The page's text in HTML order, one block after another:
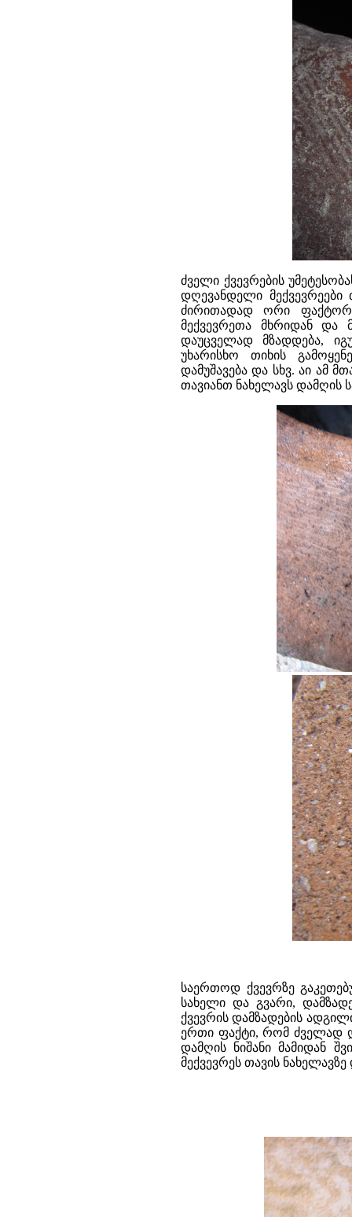
ძველი ქვევრების
დღევანდელი მექვევრეები
ძირითადად ორი
მექვევრეთა მხრიდან და
დაუცველად მზადდება,
უხარისხო თიხის
დამუშავება და სხვ. აი ამ
თავიანთ ნახელავს დამღის
საერთოდ ქვევრზე
სახელი და გვარი,
ქვევრის დამზადების
ერთი ფაქტი, რომ ძველად
დამღის ნიშანი მამიდან
მექვევრეს თავის